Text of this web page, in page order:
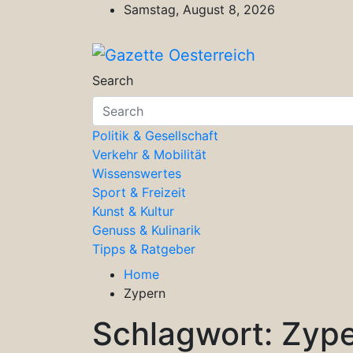
Samstag, August 8, 2026
Gazette Oesterreich
Magazin für Freizeit, Politik, Kultur
Search
Politik & Gesellschaft
Verkehr & Mobilität
Wissenswertes
Sport & Freizeit
Kunst & Kultur
Genuss & Kulinarik
Tipps & Ratgeber
Home
Zypern
Schlagwort: